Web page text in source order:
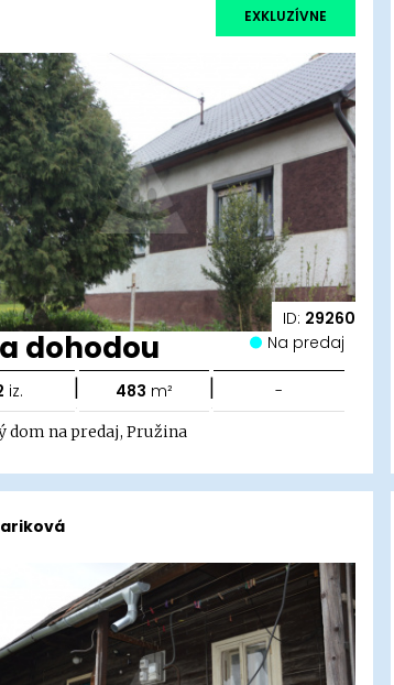
ID: 29260
EXKLUZÍVNE
dohodou Na predaj
iz. | 483 m² | -
dom na predaj, Pružina